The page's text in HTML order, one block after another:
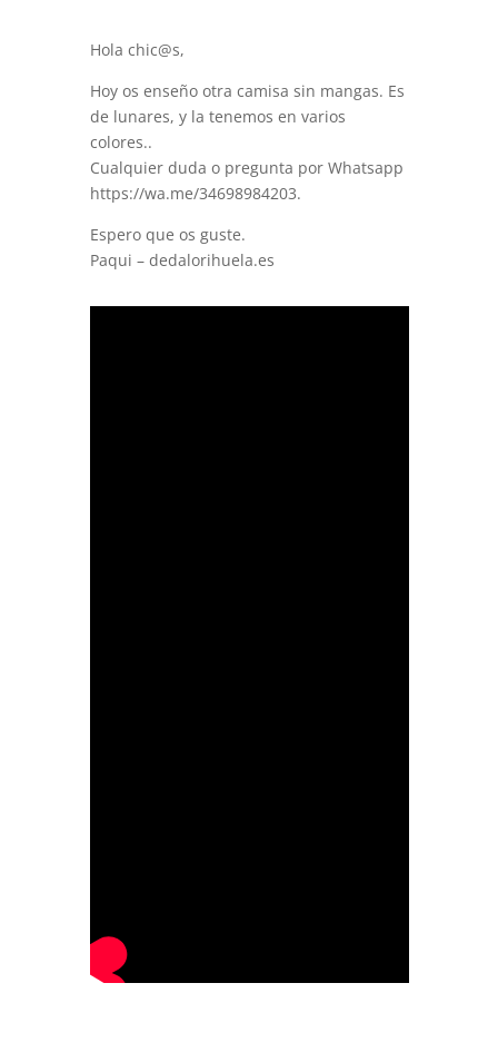
Hola chic@s,
Hoy os enseño otra camisa sin mangas. Es
de lunares, y la tenemos en varios
colores..
Cualquier duda o pregunta por Whatsapp
https://wa.me/34698984203.
Espero que os guste.
Paqui – dedalorihuela.es